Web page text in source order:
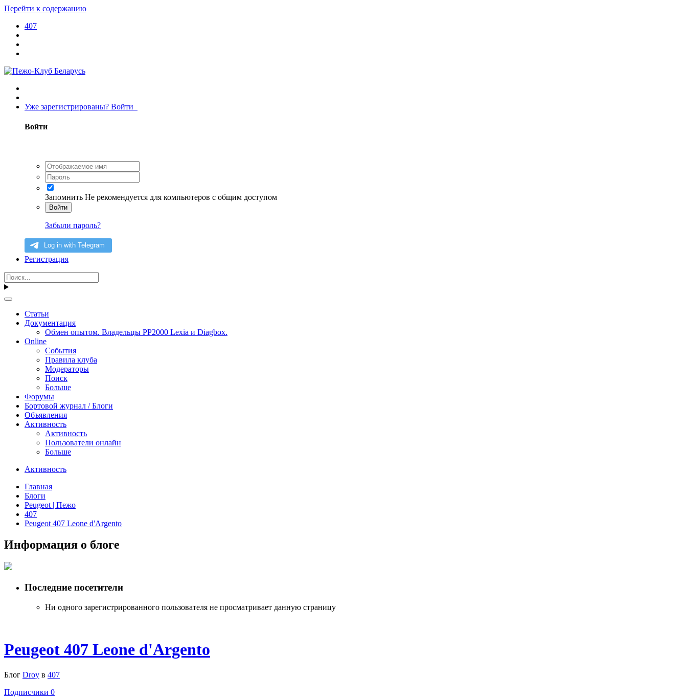
Перейти к содержанию
407
Уже зарегистрированы? Войти
Войти
Запомнить Не рекомендуется для компьютеров с общим доступом
Войти
Забыли пароль?
Регистрация
Статьи
Документация
Обмен опытом. Владельцы PP2000 Lexia и Diagbox.
Online
События
Правила клуба
Модераторы
Поиск
Больше
Форумы
Бортовой журнал / Блоги
Объявления
Активность
Активность
Пользователи онлайн
Больше
Активность
Главная
Блоги
Peugeot | Пежо
407
Peugeot 407 Leone d'Argento
Информация о блоге
Последние посетители
Ни одного зарегистрированного пользователя не просматривает данную страницу
Peugeot 407 Leone d'Argento
Блог Droy в 407
Подписчики 0